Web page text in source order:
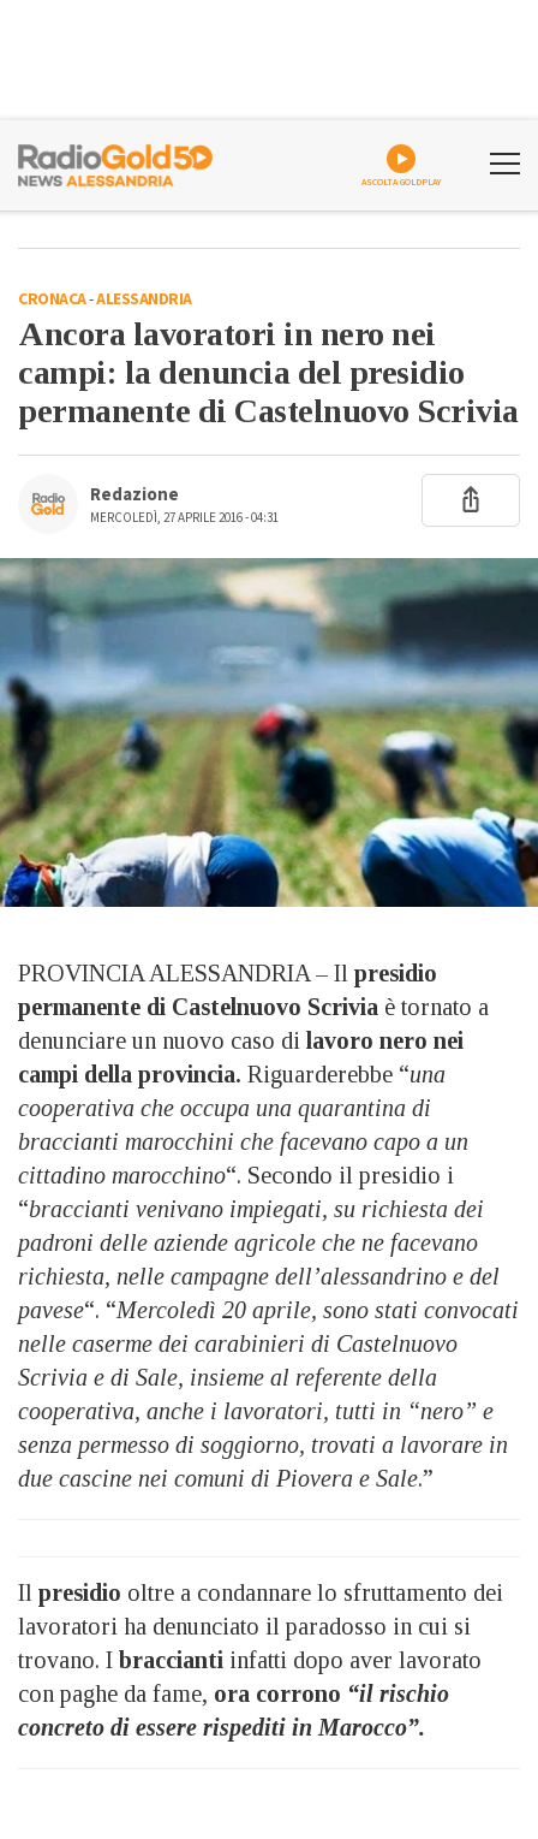
ASCOLTA GOLDPLAY
CRONACA-ALESSANDRIA
Ancora lavoratori in nero nei
campi: la denuncia del presidio
permanente di Castelnuovo Scrivia
Redazione
MERCOLEDÌ, 27 APRILE 2016 - 04:31
PROVINCIA ALESSANDRIA – Il presidio
permanente di Castelnuovo Scrivia è tornato a
denunciare un nuovo caso di lavoro nero nei
campi della provincia. Riguarderebbe “una
cooperativa che occupa una quarantina di
braccianti marocchini che facevano capo a un
cittadino marocchino“. Secondo il presidio i
“braccianti venivano impiegati, su richiesta dei
padroni delle aziende agricole che ne facevano
richiesta, nelle campagne dell’alessandrino e del
pavese“. “Mercoledì 20 aprile, sono stati convocati
nelle caserme dei carabinieri di Castelnuovo
Scrivia e di Sale, insieme al referente della
cooperativa, anche i lavoratori, tutti in “nero” e
senza permesso di soggiorno, trovati a lavorare in
due cascine nei comuni di Piovera e Sale.”
Il presidio oltre a condannare lo sfruttamento dei
lavoratori ha denunciato il paradosso in cui si
trovano. I braccianti infatti dopo aver lavorato
con paghe da fame, ora corrono “il rischio
concreto di essere rispediti in Marocco”.